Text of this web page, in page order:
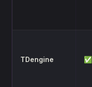
TDengine ✅